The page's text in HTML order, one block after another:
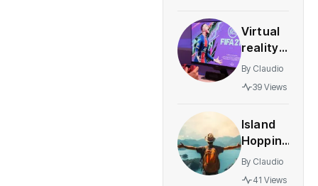
free
adventures
Virtual
reality
gaming
expands
innovative
multiplayer
features
By Claudio
39 Views
Island
Hopping
The
World’s
By Claudio
41 Views